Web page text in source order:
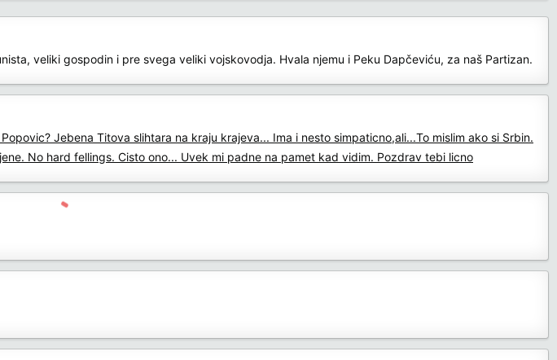
veliki gospodin i pre svega veliki vojskovodja. Hvala njemu i Peku Dapčeviću, za naš Partizan.
Jebena Titova slihtara na kraju krajeva... Ima i nesto simpaticno,ali...To mislim ako si Srbin.
No hard fellings. Cisto ono... Uvek mi padne na pamet kad vidim. Pozdrav tebi licno